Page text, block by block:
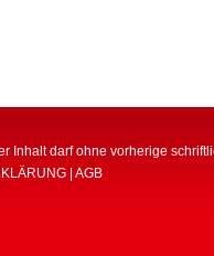
Inhalt darf ohne vorherige
AGB